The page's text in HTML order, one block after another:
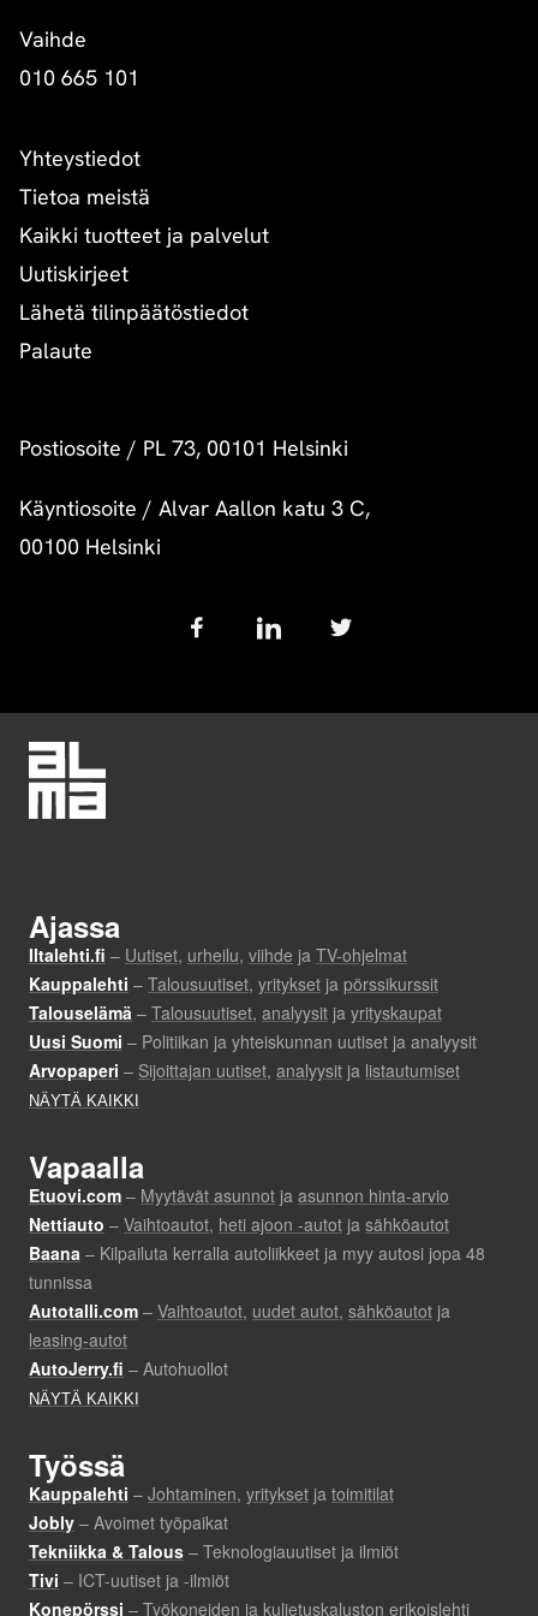
Vaihde
010 665 101
Yhteystiedot
Tietoa meistä
Kaikki tuotteet ja palvelut
Uutiskirjeet
Lähetä tilinpäätöstiedot
Palaute
Postiosoite / PL 73, 00101 Helsinki
Käyntiosoite / Alvar Aallon katu 3 C,
00100 Helsinki